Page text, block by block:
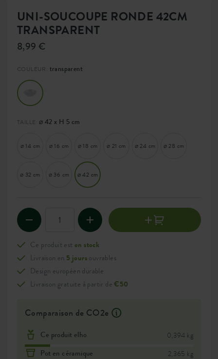
UNI-SOUCOUPE RONDE 42CM
TRANSPARENT
8,99 €
COULEUR: transparent
TAILLE: ⌀ 42 x H 5 cm
⌀ 14 cm ⌀ 16 cm ⌀ 18 cm ⌀ 21 cm ⌀ 24 cm ⌀ 28 cm
⌀ 32 cm ⌀ 36 cm ⌀ 42 cm
Ce produit est en stock
Livraison en 5 joursouvrables
Design européen durable
Livraison gratuite à partir de€50
Comparaison de CO2e
Ce produit elho 0,394 kg
Pot en céramique 2,365 kg